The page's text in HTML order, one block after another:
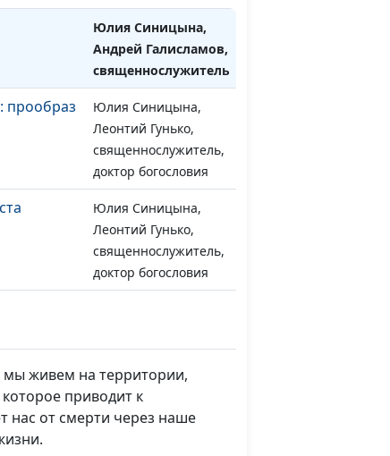
Юлия Синицына,
Андрей Галисламов,
cвященнослужитель
прообраз
Юлия Синицына,
Леонтий Гунько,
священнослужитель,
доктор богословия
Юлия Синицына,
Леонтий Гунько,
священнослужитель,
доктор богословия
священнослужитель,
доктор богословия
Юлия Синицына,
Леонтий Гунько,
мы живем на территории,
приводит к
нас от смерти через наше